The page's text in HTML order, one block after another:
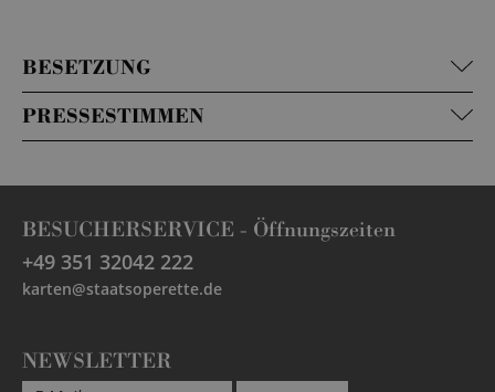
BESETZUNG
PRESSESTIMMEN
BESUCHERSERVICE - Öffnungszeiten
+49 351 32042 222
karten@staatsoperette.de
NEWSLETTER